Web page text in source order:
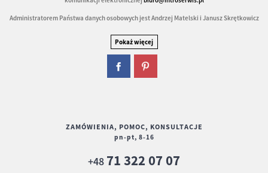
Administratorem Państwa danych osobowych jest Andrzej Matelski i Janusz Skrętkowicz
ZAMÓWIENIA, POMOC, KONSULTACJE
pn-pt, 8-16
+48 71 322 07 07